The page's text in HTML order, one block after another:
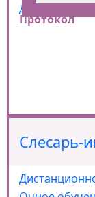
Документы:
Протокол
Слесарь-